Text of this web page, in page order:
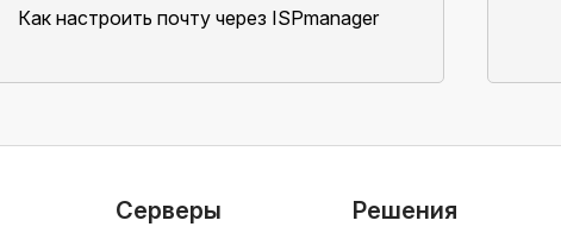
Как настроить почту через ISPmanager
Серверы Решения